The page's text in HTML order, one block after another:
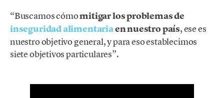
“Buscamos cómomitigar los problemas de
inseguridad alimentariaen nuestro país, ese es
nuestro objetivo general, y para eso establecimos
siete objetivos particulares”.